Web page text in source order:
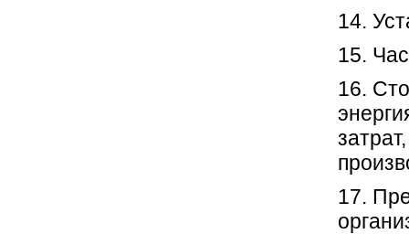
14.
15.
16.
17.